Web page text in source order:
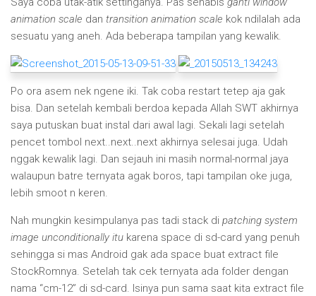
animation scale dan transition animation scale kok ndilalah ada
sesuatu yang aneh. Ada beberapa tampilan yang kewalik.
Po ora asem nek ngene iki. Tak coba restart tetep aja gak
bisa. Dan setelah kembali berdoa kepada Allah SWT akhirnya
saya putuskan buat instal dari awal lagi. Sekali lagi setelah
pencet tombol next..next..next akhirnya selesai juga. Udah
nggak kewalik lagi. Dan sejauh ini masih normal-normal jaya
walaupun batre ternyata agak boros, tapi tampilan oke juga,
lebih smoot n keren.
Nah mungkin kesimpulanya pas tadi stack di patching system
image unconditionally itu karena space di sd-card yang penuh
sehingga si mas Android gak ada space buat extract file
StockRomnya. Setelah tak cek ternyata ada folder dengan
nama “cm-12” di sd-card. Isinya pun sama saat kita extract file